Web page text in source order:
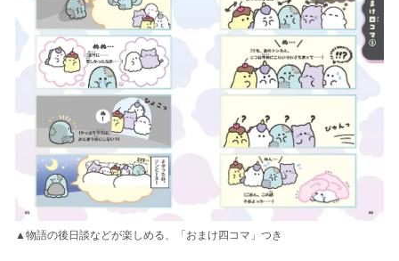
▲物語の後日談などが楽しめる、「おまけ四コマ」つき